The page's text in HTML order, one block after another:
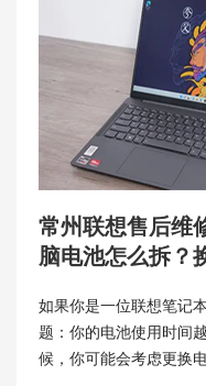
常州联想售后维
脑电池怎么拆？
如果你是一位联想笔记
题：你的电池使用时间
候，你可能会考虑更换